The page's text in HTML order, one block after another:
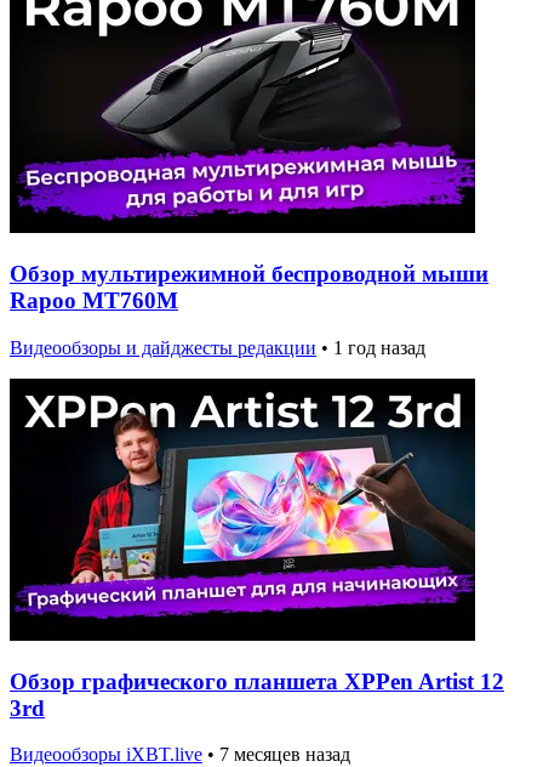
Обзор мультирежимной беспроводной мыши
Rapoo MT760M
Видеообзоры и дайджесты редакции • 1 год назад
Обзор графического планшета XPPen Artist 12
3rd
Видеообзоры iXBT.live • 7 месяцев назад